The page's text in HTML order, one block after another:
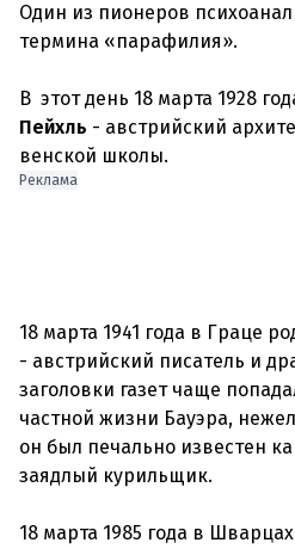
Один из пионеров
термина «парафилия».
В этот день 18 марта 1928
Пейхль - австрийский
венской школы.
Реклама
18 марта 1941 года в Граце
- австрийский писатель и
заголовки газет чаще
частной жизни Бауэра,
он был печально известен
заядлый курильщик.
18 марта 1985 года в